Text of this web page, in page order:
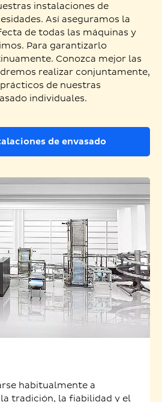
instalaciones de
Así aseguramos la
de todas las máquinas y
Para garantizarlo
Conozca mejor las
realizar conjuntamente,
de nuestras
individuales.
de envasado
habitualmente a
tradición, la fiabilidad y el